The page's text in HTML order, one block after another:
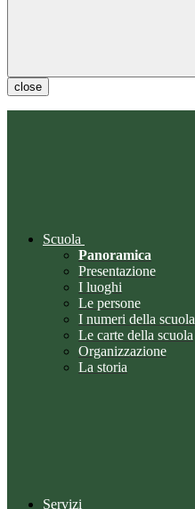
close
Scuola
Panoramica
Presentazione
I luoghi
Le persone
I numeri della scuola
Le carte della scuola
Organizzazione
La storia
Servizi